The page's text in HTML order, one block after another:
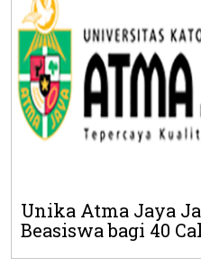
Unika Atma Jaya
Beasiswa bagi 40